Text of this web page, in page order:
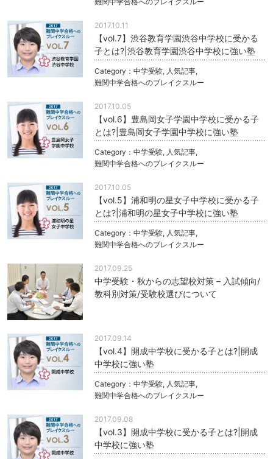
2017.10.11
【vol.7】渋谷教育学園渋谷中学校に受かる
子とは?|渋谷教育学園渋谷中学校に強い塾
Category： 中学受験, 人気記事,
難関中学合格へのブレイクスルー
2017.10.05
【vol.6】豊島岡女子学園中学校に受かる子
とは?|豊島岡女子学園中学校に強い塾
Category： 中学受験, 人気記事,
難関中学合格へのブレイクスルー
2017.10.05
【vol.5】浦和明の星女子中学校に受かる子
とは?|浦和明の星女子中学校に強い塾
Category： 中学受験, 人気記事,
難関中学合格へのブレイクスルー
2017.09.25
中学受験・秋からの志望校対策 – 入試傾向/
教科別対策/受験校選びについて
2017.09.14
【vol.4】開成中学校に受かる子とは?|開成
中学校に強い塾
Category： 中学受験, 人気記事,
難関中学合格へのブレイクスルー
2017.09.08
【vol.3】開成中学校に受かる子とは?|開成
中学校に強い塾